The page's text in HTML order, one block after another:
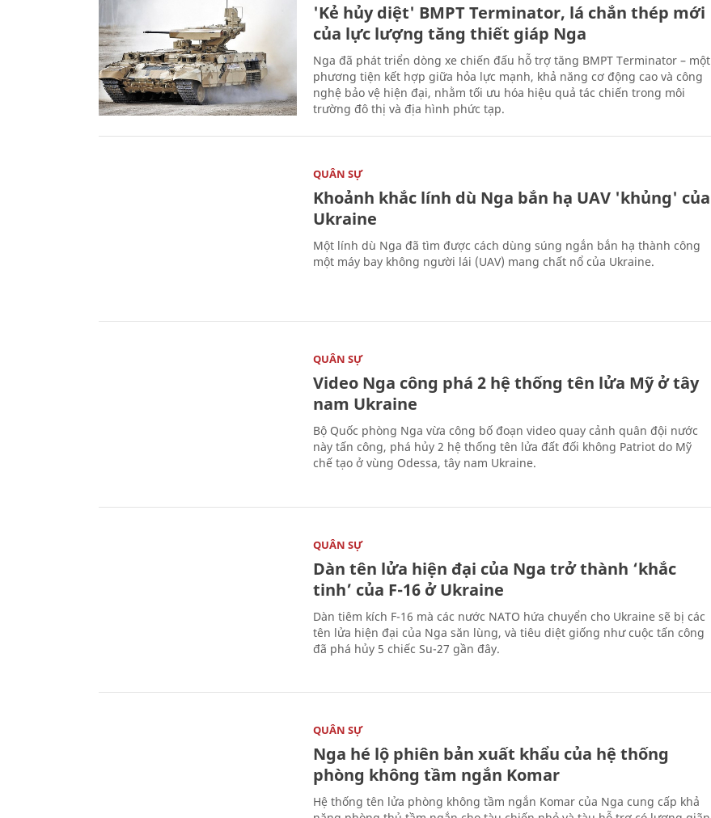
'Kẻ hủy diệt' BMPT Terminator, lá chắn thép mới
của lực lượng tăng thiết giáp Nga
Nga đã phát triển dòng xe chiến đấu hỗ trợ tăng BMPT Terminator – một
phương tiện kết hợp giữa hỏa lực mạnh, khả năng cơ động cao và công
nghệ bảo vệ hiện đại, nhằm tối ưu hóa hiệu quả tác chiến trong môi
trường đô thị và địa hình phức tạp.
QUÂN SỰ
Khoảnh khắc lính dù Nga bắn hạ UAV 'khủng' của
Ukraine
Một lính dù Nga đã tìm được cách dùng súng ngắn bắn hạ thành công
một máy bay không người lái (UAV) mang chất nổ của Ukraine.
QUÂN SỰ
Video Nga công phá 2 hệ thống tên lửa Mỹ ở tây
nam Ukraine
Bộ Quốc phòng Nga vừa công bố đoạn video quay cảnh quân đội nước
này tấn công, phá hủy 2 hệ thống tên lửa đất đối không Patriot do Mỹ
chế tạo ở vùng Odessa, tây nam Ukraine.
QUÂN SỰ
Dàn tên lửa hiện đại của Nga trở thành ‘khắc
tinh’ của F-16 ở Ukraine
Dàn tiêm kích F-16 mà các nước NATO hứa chuyển cho Ukraine sẽ bị các
tên lửa hiện đại của Nga săn lùng, và tiêu diệt giống như cuộc tấn công
đã phá hủy 5 chiếc Su-27 gần đây.
QUÂN SỰ
Nga hé lộ phiên bản xuất khẩu của hệ thống
phòng không tầm ngắn Komar
Hệ thống tên lửa phòng không tầm ngắn Komar của Nga cung cấp khả